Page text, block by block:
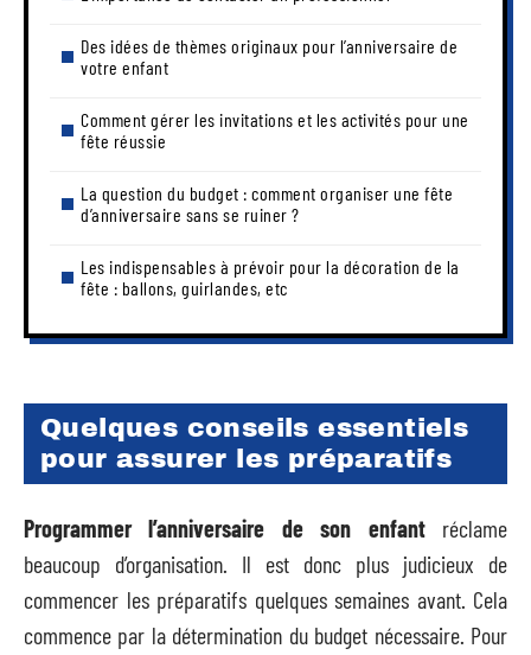
Des idées de thèmes originaux pour l’anniversaire de
votre enfant
Comment gérer les invitations et les activités pour une
fête réussie
La question du budget : comment organiser une fête
d’anniversaire sans se ruiner ?
Les indispensables à prévoir pour la décoration de la
fête : ballons, guirlandes, etc
Quelques conseils essentiels
pour assurer les préparatifs
Programmer l’anniversaire de son enfantréclame
beaucoup d’organisation. Il est donc plus judicieux de
commencer les préparatifs quelques semaines avant. Cela
commence par la détermination du budget nécessaire. Pour